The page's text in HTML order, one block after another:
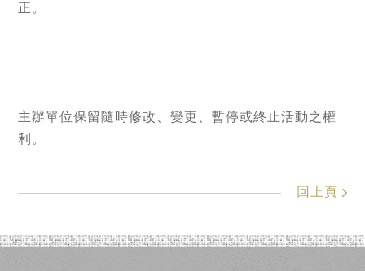
正。
主辦單位保留隨時修改、變更、暫停或終止活動之權
利。
回上頁